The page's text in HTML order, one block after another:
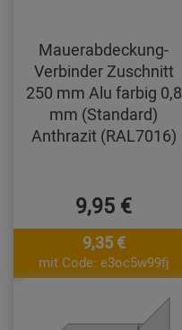
Mauerabdeckung-
Verbinder Zuschnitt
250 mm Alu farbig 0,8
mm (Standard)
Anthrazit (RAL7016)
9,95 €
9,35 €
mit Code: e3oc5w99fj